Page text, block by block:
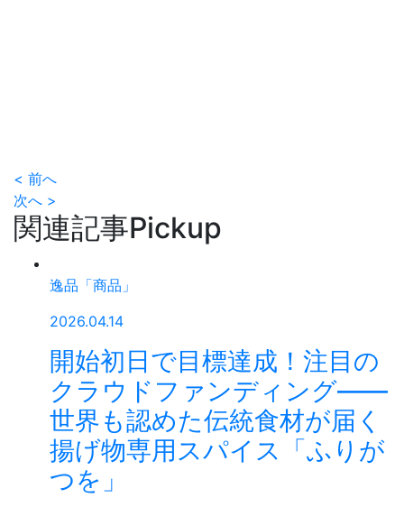
< 前へ
次へ >
関連記事Pickup
逸品「商品」
2026.04.14
開始初日で目標達成！注目の
クラウドファンディング——
世界も認めた伝統食材が届く
揚げ物専用スパイス「ふりが
つを」